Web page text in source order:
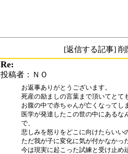
[返信する記事]
Re:
投稿者：ＮＯ
お返事ありがとうございます。
死産の励ましの言葉まで頂いてとて
お腹の中で赤ちゃんが亡くなってし
医学が発達したこの世の中にあるな
で、
悲しみを怒りをどこに向けたらいい
ただ我が子に変化に気が付かなかっ
今は現実に起こった試練と受け止め